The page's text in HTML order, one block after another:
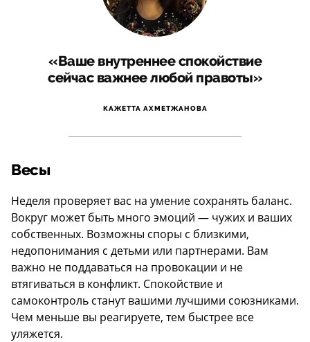
«Ваше внутреннее спокойствие
сейчас важнее любой правоты»
КАЖЕТТА АХМЕТЖАНОВА
Весы
Неделя проверяет вас на умение сохранять баланс.
Вокруг может быть много эмоций — чужих и ваших
собственных. Возможны споры с близкими,
недопонимания с детьми или партнерами. Вам
важно не поддаваться на провокации и не
втягиваться в конфликт. Спокойствие и
самоконтроль станут вашими лучшими союзниками.
Чем меньше вы реагируете, тем быстрее все
уляжется.